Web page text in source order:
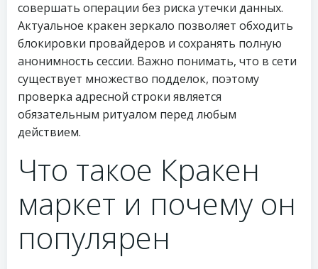
совершать операции без риска утечки данных.
Актуальное кракен зеркало позволяет обходить
блокировки провайдеров и сохранять полную
анонимность сессии. Важно понимать, что в сети
существует множество подделок, поэтому
проверка адресной строки является
обязательным ритуалом перед любым
действием.
Что такое Кракен
маркет и почему он
популярен